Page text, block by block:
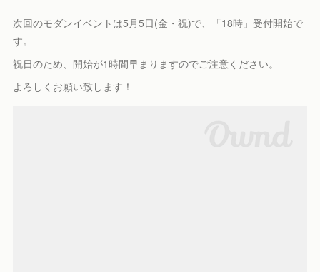
次回のモダンイベントは5月5日(金・祝)で、「18時」受付開始で
す。
祝日のため、開始が1時間早まりますのでご注意ください。
よろしくお願い致します！